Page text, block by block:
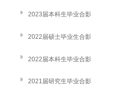
2023届本科生毕业合影
2022届硕士毕业生合影
2022届本科生毕业合影
2021届研究生毕业合影